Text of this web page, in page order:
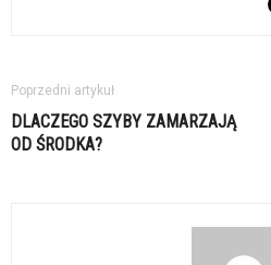
Poprzedni artykuł
DLACZEGO SZYBY ZAMARZAJĄ
OD ŚRODKA?